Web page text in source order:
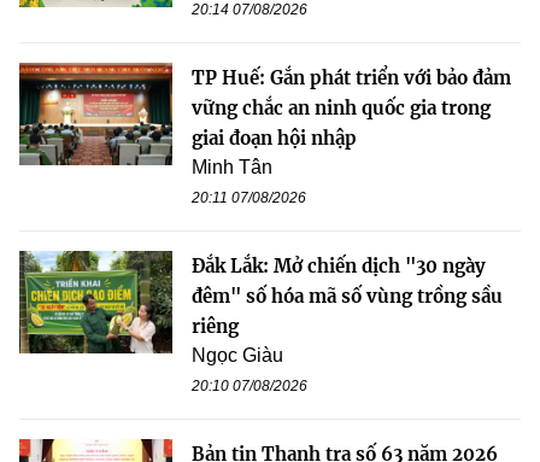
20:14 07/08/2026
TP Huế: Gắn phát triển với bảo đảm
vững chắc an ninh quốc gia trong
giai đoạn hội nhập
Minh Tân
20:11 07/08/2026
Đắk Lắk: Mở chiến dịch "30 ngày
đêm" số hóa mã số vùng trồng sầu
riêng
Ngọc Giàu
20:10 07/08/2026
Bản tin Thanh tra số 63 năm 2026